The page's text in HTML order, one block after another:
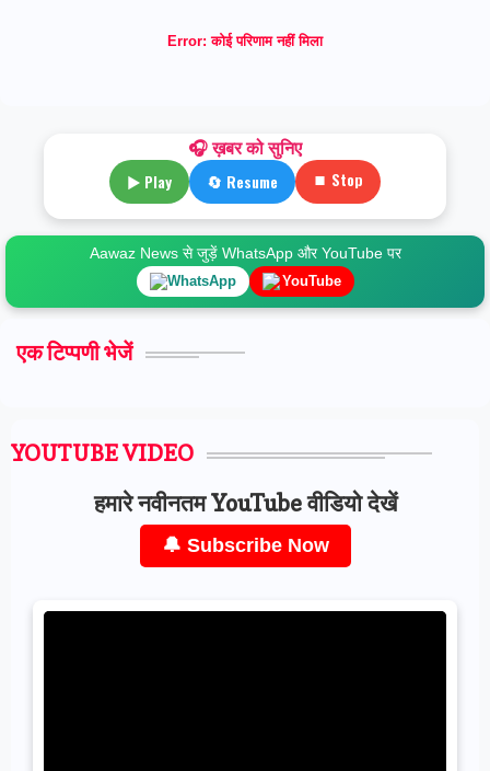
Error: कोई परिणाम नहीं मिला
🎧 ख़बर को सुनिए
▶ Play 🔄 Resume ⏹ Stop
Aawaz News से जुड़ें WhatsApp और YouTube पर
WhatsApp YouTube
एक टिप्पणी भेजें
YOUTUBE VIDEO
हमारे नवीनतम YouTube वीडियो देखें
🔔 Subscribe Now